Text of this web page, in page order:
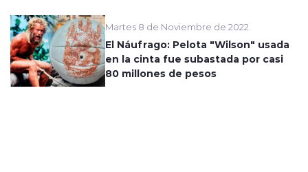
Martes 8 de Noviembre de 2022
El Náufrago: Pelota "Wilson" usada
en la cinta fue subastada por casi
80 millones de pesos